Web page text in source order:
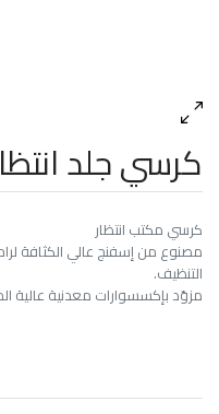
كرسي جلد انتظار
كرسي مكتب انتظار
مصنوع من إسفنج عالي الكثافة
التنظيف.
مزوّد بإكسسوارات معدنية عالية